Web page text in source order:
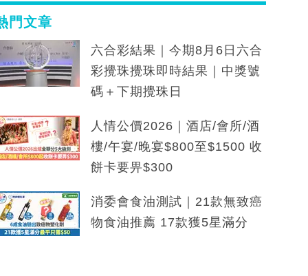
門文章
六合彩結果｜今期8月6日六合
彩攪珠攪珠即時結果｜中獎號
碼＋下期攪珠日
人情公價2026｜酒店/會所/酒
樓/午宴/晚宴$800至$1500 收
餅卡要畀$300
消委會食油測試｜21款無致癌
物食油推薦 17款獲5星滿分